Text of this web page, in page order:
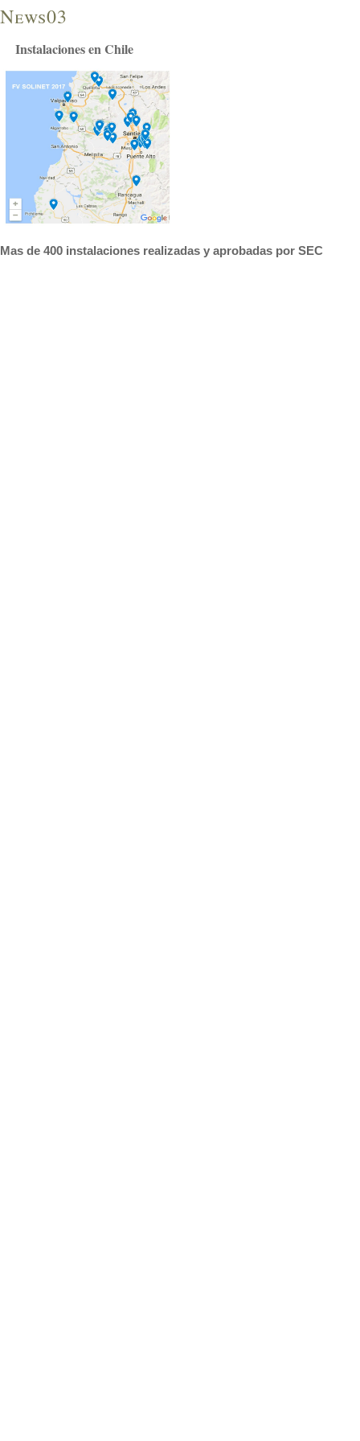
News03
Instalaciones en Chile
Mas de 400 instalaciones realizadas y aprobadas por SEC